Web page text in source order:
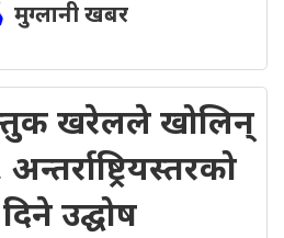
मुग्लानी खबर
खरेलले खोलिन्
उद्घोष